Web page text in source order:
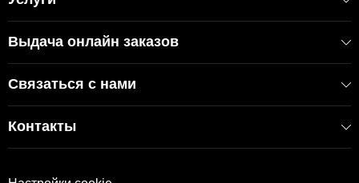
Выдача онлайн заказов
Связаться с нами
Контакты